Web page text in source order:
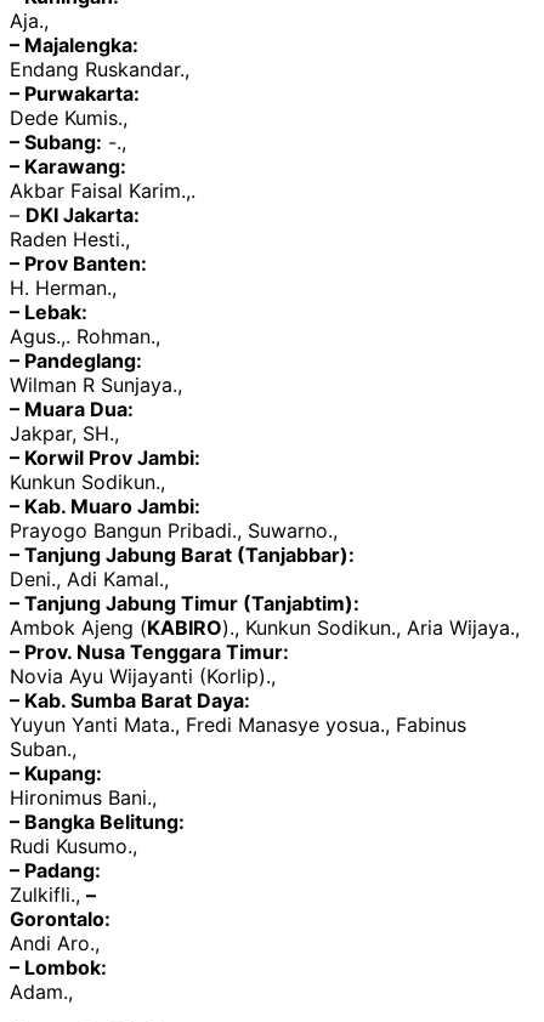
Aja.,
– Majalengka:
Endang Ruskandar.,
– Purwakarta:
Dede Kumis.,
– Subang: -.,
– Karawang:
Akbar Faisal Karim.,.
– DKI Jakarta:
Raden Hesti.,
– Prov Banten:
H. Herman.,
– Lebak:
Agus.,. Rohman.,
– Pandeglang:
Wilman R Sunjaya.,
– Muara Dua:
Jakpar, SH.,
– Korwil Prov Jambi:
Kunkun Sodikun.,
– Kab. Muaro Jambi:
Prayogo Bangun Pribadi., Suwarno.,
– Tanjung Jabung Barat (Tanjabbar):
Deni., Adi Kamal.,
– Tanjung Jabung Timur (Tanjabtim):
Ambok Ajeng (KABIRO)., Kunkun Sodikun., Aria Wijaya.,
– Prov. Nusa Tenggara Timur:
Novia Ayu Wijayanti (Korlip).,
– Kab. Sumba Barat Daya:
Yuyun Yanti Mata., Fredi Manasye yosua., Fabinus
Suban.,
– Kupang:
Hironimus Bani.,
– Bangka Belitung:
Rudi Kusumo.,
– Padang:
Zulkifli., –
Gorontalo:
Andi Aro.,
– Lombok:
Adam.,